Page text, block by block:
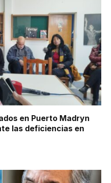
en Puerto Madryn
las deficiencias en